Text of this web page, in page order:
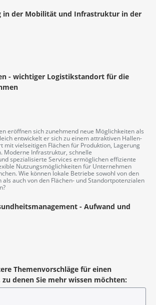
in der Mobilität und Infrastruktur in der
- wichtiger Logistikstandort für die
eröffnen sich zunehmend neue Möglichkeiten als
entwickelt er sich zu einem attraktiven Hallen-
mit vielseitigen Flächen für Produktion, Lagerung
Moderne Infrastruktur, schnelle
spezialisierte Services ermöglichen effiziente
Nutzungsmöglichkeiten für Unternehmen
Wie können lokale Betriebe sowohl von den
als auch von den Flächen- und Standortpotenzialen
- Aufwand und
Themenvorschläge für einen
denen Sie mehr wissen möchten: